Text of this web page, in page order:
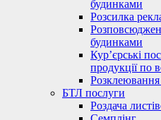
будинками
Розсилка
будинками
Кур’єрські
продукції по
БТЛ послуги
Роздача